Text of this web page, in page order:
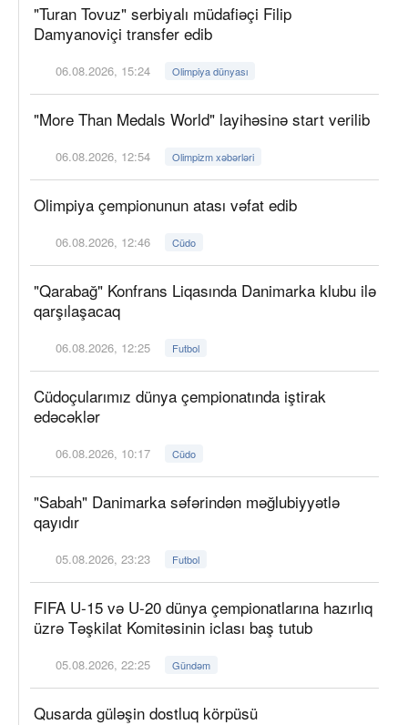
"Turan Tovuz" serbiyalı müdafiəçi Filip
Damyanoviçi transfer edib
06.08.2026, 15:24 Olimpiya dünyası
"More Than Medals World" layihəsinə start verilib
06.08.2026, 12:54 Olimpizm xəbərləri
Olimpiya çempionunun atası vəfat edib
06.08.2026, 12:46 Cüdo
"Qarabağ" Konfrans Liqasında Danimarka klubu ilə
qarşılaşacaq
06.08.2026, 12:25 Futbol
Cüdoçularımız dünya çempionatında iştirak
edəcəklər
06.08.2026, 10:17 Cüdo
"Sabah" Danimarka səfərindən məğlubiyyətlə
qayıdır
05.08.2026, 23:23 Futbol
FIFA U-15 və U-20 dünya çempionatlarına hazırlıq
üzrə Təşkilat Komitəsinin iclası baş tutub
05.08.2026, 22:25 Gündəm
Qusarda güləşin dostluq körpüsü